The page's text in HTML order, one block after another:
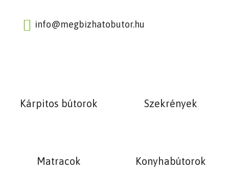
info@megbizhatobutor.hu
Kárpitos bútorok
Matracok
Szekrények
Konyhabútorok